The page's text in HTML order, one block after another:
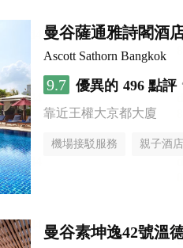
曼谷薩通雅詩閣酒
Ascott Sathorn Bangkok
9.7 優異的 496 點評
靠近王權大京都大廈
機場接駁服務 親子酒店
曼谷素坤逸42號溫